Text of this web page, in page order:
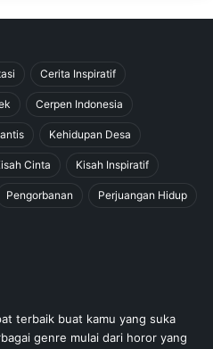
Cerita Inspiratif
Cerpen Indonesia
Kehidupan Desa
Cinta Kisah Inspiratif
Pengorbanan Perjuangan Hidup
terbaik buat kamu yang suka
genre mulai dari horor yang